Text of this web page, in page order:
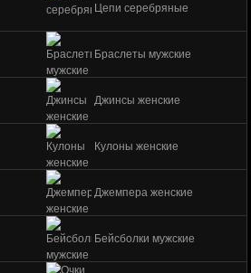
Цепи серебряные
Браслеты мужские
Джинсы женские
Кулоны женские
Джемпера женские
Бейсболки мужские